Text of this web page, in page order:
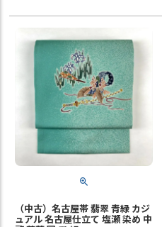
（中古）名古屋帯 翡翠 青緑 カジ
ュアル 名古屋仕立て 塩瀬 染め 中